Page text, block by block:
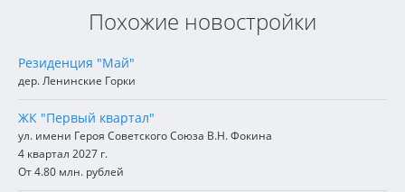
Похожие новостройки
Резиденция "Май"
дер. Ленинские Горки
ЖК "Первый квартал"
ул. имени Героя Советского Союза В.Н. Фокина
4 квартал 2027 г.
От 4.80 млн. рублей